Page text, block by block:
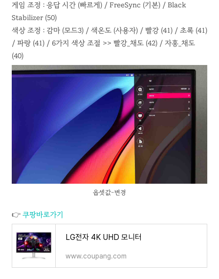
게임 조정 : 응답 시간 (빠르게) / FreeSync (기본) / Black
Stabilizer (50)
색상 조정 : 감마 (모드3) / 색온도 (사용자) / 빨강 (41) / 초록 (41)
/ 파랑 (41) / 6가지 색상 조절 >> 빨강_채도 (42) / 자홍_채도
(40)
옵셋값-변경
👉 쿠팡바로가기
LG전자 4K UHD 모니터
www.coupang.com